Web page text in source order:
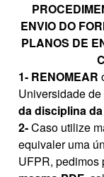
ENVIO DO
PLANOS DE
1- RENOMEAR
Universidade de
da disciplina
2-Caso utilize
equivaler uma
UFPR, pedimos